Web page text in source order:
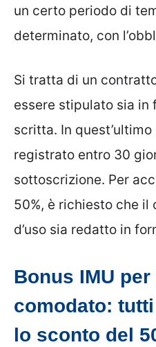
un certo periodo di
determinato, con
Si tratta di un
essere stipulato sia in
scritta. In
registrato entro 30
sottoscrizione. Per
50%, è richiesto che
d’uso sia redatto in
Bonus IMU
comodato:
lo sconto del